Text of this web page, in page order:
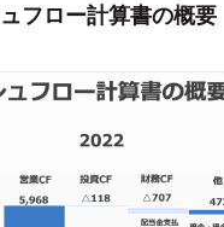
フロー計算書の概要